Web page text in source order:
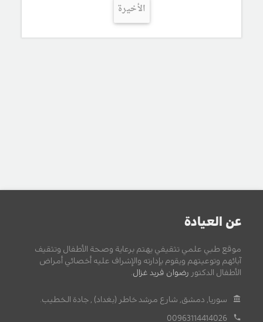
الأخيرة
عن العيادة
موقع طبي علمي تثقيفي يهتم برعاية وصحة الأطفال وتثقيف
آبائهم وتوعيتهم ويقوم بإدارته والإشراف عليه أخصائي أمراض
الأطفال الدكتور رضوان فريد غزال.
سوريا, دمشق, شارع مرشد خاطر (بغداد) , جادة الخطيب.
00963114414026